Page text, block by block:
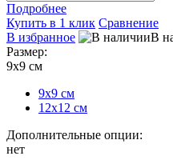
Подробнее
Купить в 1 клик Сравнение
В избранное
В
Размер:
9х9 см
9х9 см
12х12 см
Дополнительные опции:
нет